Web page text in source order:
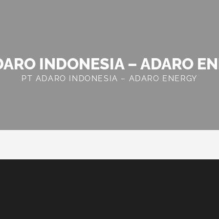
INDONESIA – ADARO
PT ADARO INDONESIA – ADARO ENERGY